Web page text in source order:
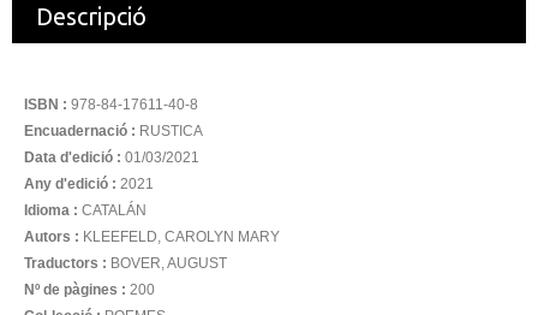
Descripció
ISBN : 978-84-17611-40-8
Encuadernació : RUSTICA
Data d'edició : 01/03/2021
Any d'edició : 2021
Idioma : CATALÁN
Autors : KLEEFELD, CAROLYN MARY
Traductors : BOVER, AUGUST
Nº de pàgines : 200